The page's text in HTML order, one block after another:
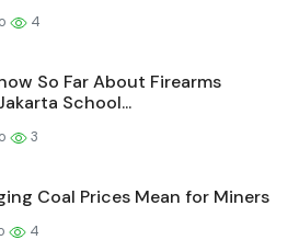
4
So Far About Firearms
School...
3
Coal Prices Mean for Miners
4